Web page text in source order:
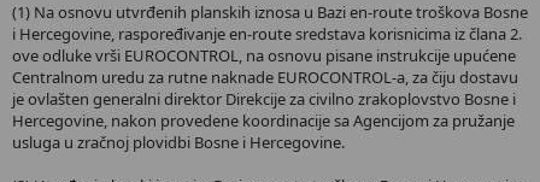
(1) Na osnovu utvrđenih planskih iznosa u Bazi en-route troškova Bosne
i Hercegovine, raspoređivanje en-route sredstava korisnicima iz člana 2.
ove odluke vrši EUROCONTROL, na osnovu pisane instrukcije upućene
Centralnom uredu za rutne naknade EUROCONTROL-a, za čiju dostavu
je ovlašten generalni direktor Direkcije za civilno zrakoplovstvo Bosne i
Hercegovine, nakon provedene koordinacije sa Agencijom za pružanje
usluga u zračnoj plovidbi Bosne i Hercegovine.